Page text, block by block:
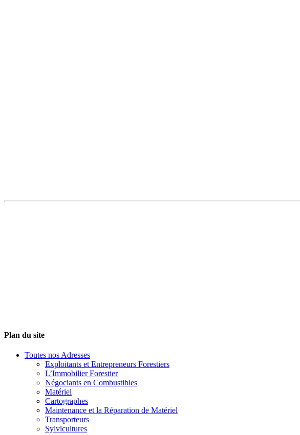
Plan du site
Toutes nos Adresses
Exploitants et Entrepreneurs Forestiers
L’Immobilier Forestier
Négociants en Combustibles
Matériel
Cartographes
Maintenance et la Réparation de Matériel
Transporteurs
Sylvicultures